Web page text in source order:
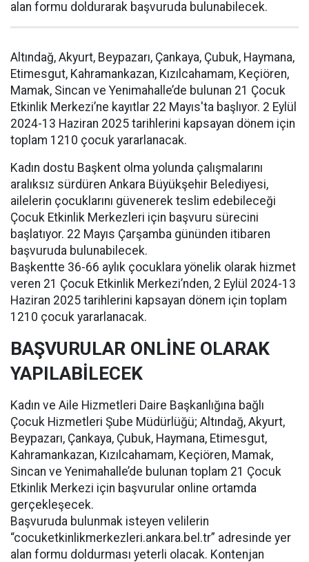
alan formu doldurarak başvuruda bulunabilecek.
Altındağ, Akyurt, Beypazarı, Çankaya, Çubuk, Haymana,
Etimesgut, Kahramankazan, Kızılcahamam, Keçiören,
Mamak, Sincan ve Yenimahalle’de bulunan 21 Çocuk
Etkinlik Merkezi’ne kayıtlar 22 Mayıs'ta başlıyor. 2 Eylül
2024-13 Haziran 2025 tarihlerini kapsayan dönem için
toplam 1210 çocuk yararlanacak.
Kadın dostu Başkent olma yolunda çalışmalarını
aralıksız sürdüren Ankara Büyükşehir Belediyesi,
ailelerin çocuklarını güvenerek teslim edebileceği
Çocuk Etkinlik Merkezleri için başvuru sürecini
başlatıyor. 22 Mayıs Çarşamba gününden itibaren
başvuruda bulunabilecek.
Başkentte 36-66 aylık çocuklara yönelik olarak hizmet
veren 21 Çocuk Etkinlik Merkezi’nden, 2 Eylül 2024-13
Haziran 2025 tarihlerini kapsayan dönem için toplam
1210 çocuk yararlanacak.
BAŞVURULAR ONLİNE OLARAK
YAPILABİLECEK
Kadın ve Aile Hizmetleri Daire Başkanlığına bağlı
Çocuk Hizmetleri Şube Müdürlüğü; Altındağ, Akyurt,
Beypazarı, Çankaya, Çubuk, Haymana, Etimesgut,
Kahramankazan, Kızılcahamam, Keçiören, Mamak,
Sincan ve Yenimahalle’de bulunan toplam 21 Çocuk
Etkinlik Merkezi için başvurular online ortamda
gerçekleşecek.
Başvuruda bulunmak isteyen velilerin
“cocuketkinlikmerkezleri.ankara.bel.tr” adresinde yer
alan formu doldurması yeterli olacak. Kontenjan